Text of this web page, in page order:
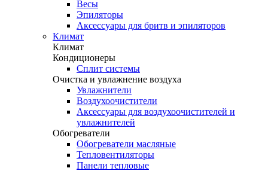
Весы
Эпиляторы
Аксессуары для бритв и эпиляторов
Климат
Климат
Кондиционеры
Сплит системы
Очистка и увлажнение воздуха
Увлажнители
Воздухоочистители
Аксессуары для воздухоочистителей и
увлажнителей
Обогреватели
Обогреватели масляные
Тепловентиляторы
Панели тепловые